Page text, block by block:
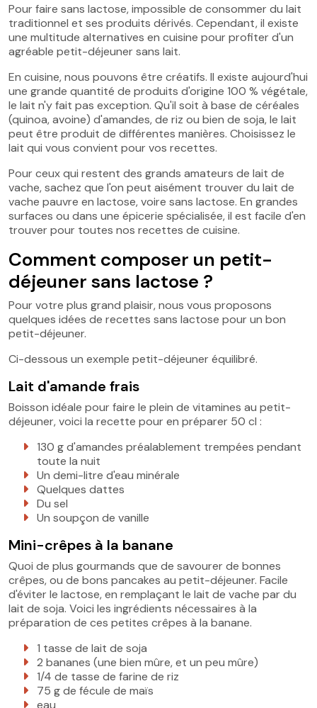
Pour faire sans lactose, impossible de consommer du lait
traditionnel et ses produits dérivés. Cependant, il existe
une multitude alternatives en cuisine pour profiter d'un
agréable petit-déjeuner sans lait.
En cuisine, nous pouvons être créatifs. Il existe aujourd'hui
une grande quantité de produits d'origine 100 % végétale,
le lait n'y fait pas exception. Qu'il soit à base de céréales
(quinoa, avoine) d'amandes, de riz ou bien de soja, le lait
peut être produit de différentes manières. Choisissez le
lait qui vous convient pour vos recettes.
Pour ceux qui restent des grands amateurs de lait de
vache, sachez que l'on peut aisément trouver du lait de
vache pauvre en lactose, voire sans lactose. En grandes
surfaces ou dans une épicerie spécialisée, il est facile d'en
trouver pour toutes nos recettes de cuisine.
Comment composer un petit-
déjeuner sans lactose ?
Pour votre plus grand plaisir, nous vous proposons
quelques idées de recettes sans lactose pour un bon
petit-déjeuner.
Ci-dessous un exemple petit-déjeuner équilibré.
Lait d'amande frais
Boisson idéale pour faire le plein de vitamines au petit-
déjeuner, voici la recette pour en préparer 50 cl :
130 g d'amandes préalablement trempées pendant
toute la nuit
Un demi-litre d'eau minérale
Quelques dattes
Du sel
Un soupçon de vanille
Mini-crêpes à la banane
Quoi de plus gourmands que de savourer de bonnes
crêpes, ou de bons pancakes au petit-déjeuner. Facile
d'éviter le lactose, en remplaçant le lait de vache par du
lait de soja. Voici les ingrédients nécessaires à la
préparation de ces petites crêpes à la banane.
1 tasse de lait de soja
2 bananes (une bien mûre, et un peu mûre)
1/4 de tasse de farine de riz
75 g de fécule de maïs
eau